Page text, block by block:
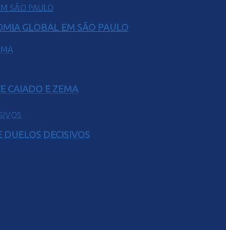
CAIADO E ZEMA
GLOBAL EM SÃO PAULO
DECISIVOS